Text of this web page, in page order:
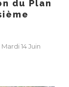
du Plan
14 Juin